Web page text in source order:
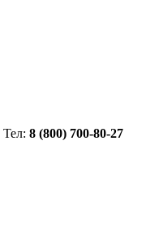
Тел: 8 (800) 700-80-27